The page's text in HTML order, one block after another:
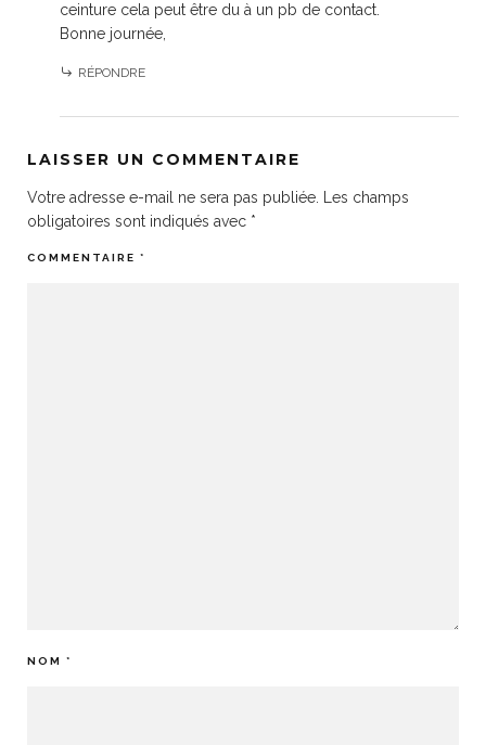
ceinture cela peut être du à un pb de contact.
Bonne journée,
RÉPONDRE
LAISSER UN COMMENTAIRE
Votre adresse e-mail ne sera pas publiée.
Les champs
obligatoires sont indiqués avec *
COMMENTAIRE *
NOM *